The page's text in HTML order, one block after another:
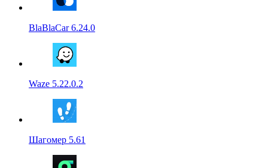
BlaBlaCar 6.24.0
Waze 5.22.0.2
Шагомер 5.61